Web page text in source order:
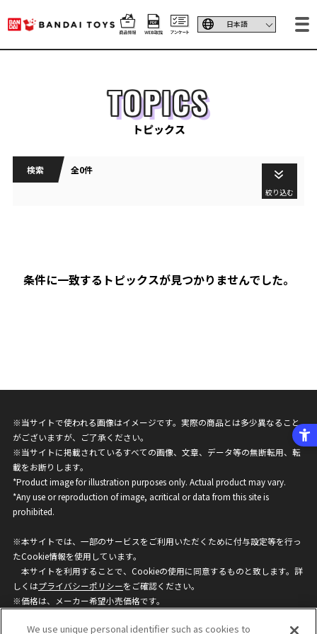
TOPICS
トピックス
検索 全0件
絞り込む
条件に一致するトピックスが見つかりませんでした。
※当サイトで使われる画像はイメージです。実際の商品とは多少異なること
がございますが、ご了承ください。
※当サイトに掲載されているすべての画像、文章、データ等の無断転用、転
載をお断りします。
*Product image for illustration purposes only. Actual product may vary.
*Any use or reproduction of image, acritical or data from this site is
prohibited.
※本サイトでは、一部のサービスをご利用いただくために付与設定等を行っ
たCookie情報を使用しています。
本サイトを利用することで、Cookieの使用に同意するものと致します。詳
しくはプライバシーポリシーをご確認ください。
※価格は、メーカー希望小売価格です。
ざいますのでご了承ください。
We use unique personal identifier such as cookies to